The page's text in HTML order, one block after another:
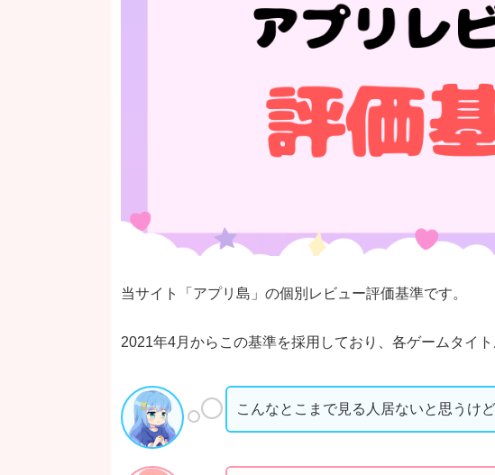
当サイト「アプリ島」の個別レビュー評価基準です。
2021年4月からこの基準を採用しており、各ゲームタイト
こんなとこまで見る人居ないと思うけ